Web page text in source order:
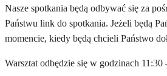
Nasze spotkania będą odbywać się za
Państwu link do spotkania. Jeżeli będą
momencie, kiedy będą chcieli Państwo
Warsztat odbędzie się w godzinach 11:30